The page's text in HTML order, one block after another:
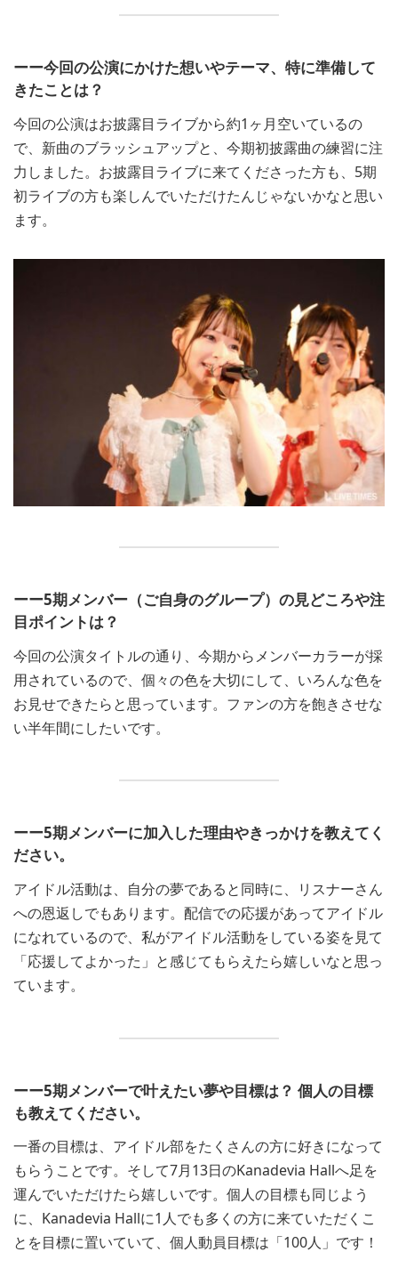
ーー今回の公演にかけた想いやテーマ、特に準備して
きたことは？
今回の公演はお披露目ライブから約1ヶ月空いているの
で、新曲のブラッシュアップと、今期初披露曲の練習に注
力しました。お披露目ライブに来てくださった方も、5期
初ライブの方も楽しんでいただけたんじゃないかなと思い
ます。
ーー5期メンバー（ご自身のグループ）の見どころや注
目ポイントは？
今回の公演タイトルの通り、今期からメンバーカラーが採
用されているので、個々の色を大切にして、いろんな色を
お見せできたらと思っています。ファンの方を飽きさせな
い半年間にしたいです。
ーー5期メンバーに加入した理由やきっかけを教えてく
ださい。
アイドル活動は、自分の夢であると同時に、リスナーさん
への恩返しでもあります。配信での応援があってアイドル
になれているので、私がアイドル活動をしている姿を見て
「応援してよかった」と感じてもらえたら嬉しいなと思っ
ています。
ーー5期メンバーで叶えたい夢や目標は？ 個人の目標
も教えてください。
一番の目標は、アイドル部をたくさんの方に好きになって
もらうことです。そして7月13日のKanadevia Hallへ足を
運んでいただけたら嬉しいです。個人の目標も同じよう
に、Kanadevia Hallに1人でも多くの方に来ていただくこ
とを目標に置いていて、個人動員目標は「100人」です！